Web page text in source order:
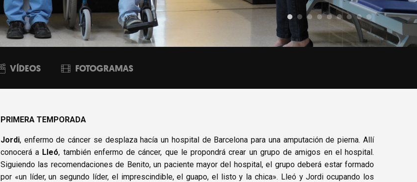
VÍDEOS FOTOGRAMAS
PRIMERA TEMPORADA
Jordi, enfermo de cáncer se desplaza hacía un hospital de Barcelona para una amputación de pierna. Allí
conocerá a Lleó, también enfermo de cáncer, que le propondrá crear un grupo de amigos en el hospital.
Siguiendo las recomendaciones de Benito, un paciente mayor del hospital, el grupo deberá estar formado
por «un líder, un segundo líder, el imprescindible, el guapo, el listo y la chica». Lleó y Jordi ocupando los